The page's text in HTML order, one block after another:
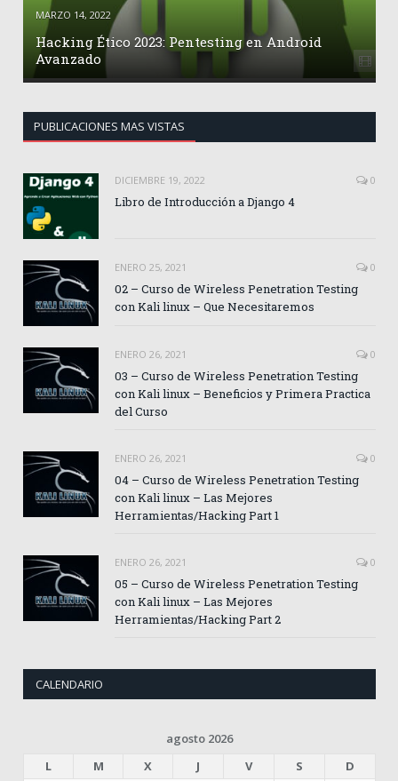
MARZO 14, 2022
Hacking Ético 2023: Pentesting en Android
Avanzado
PUBLICACIONES MAS VISTAS
DICIEMBRE 19, 2022 0
Libro de Introducción a Django 4
ENERO 25, 2021 0
02 – Curso de Wireless Penetration Testing
con Kali linux – Que Necesitaremos
ENERO 26, 2021 0
03 – Curso de Wireless Penetration Testing
con Kali linux – Beneficios y Primera Practica
del Curso
ENERO 26, 2021 0
04 – Curso de Wireless Penetration Testing
con Kali linux – Las Mejores
Herramientas/Hacking Part 1
ENERO 26, 2021 0
05 – Curso de Wireless Penetration Testing
con Kali linux – Las Mejores
Herramientas/Hacking Part 2
CALENDARIO
agosto 2026
L
M X J V S
D